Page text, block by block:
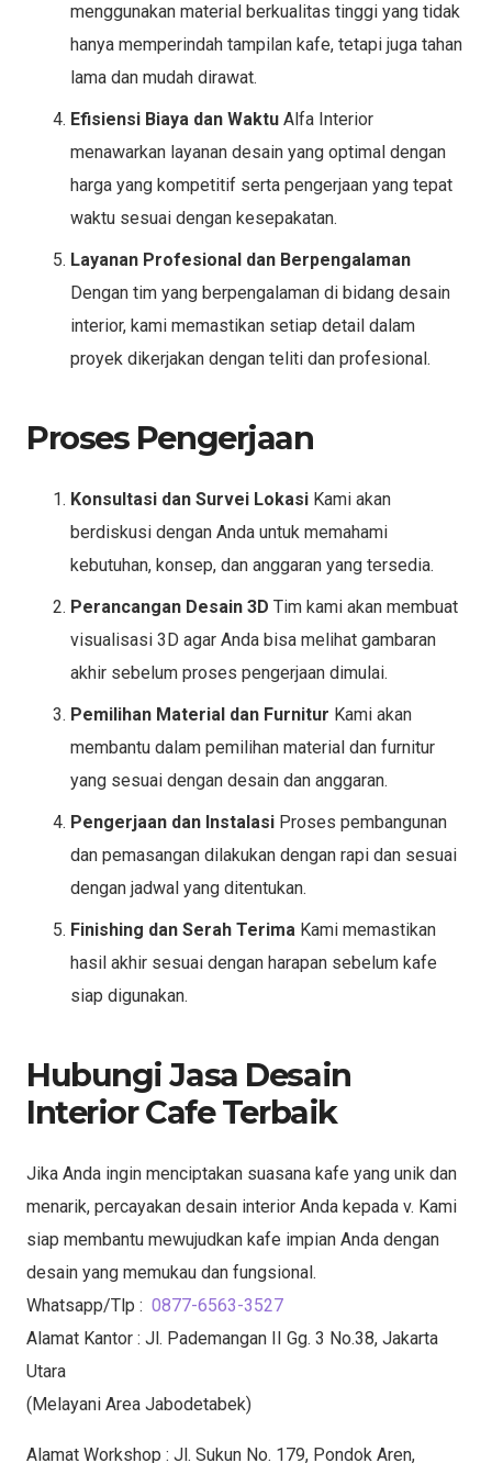
menggunakan material berkualitas tinggi yang tidak
hanya memperindah tampilan kafe, tetapi juga tahan
lama dan mudah dirawat.
Efisiensi Biaya dan Waktu Alfa Interior
menawarkan layanan desain yang optimal dengan
harga yang kompetitif serta pengerjaan yang tepat
waktu sesuai dengan kesepakatan.
Layanan Profesional dan Berpengalaman
Dengan tim yang berpengalaman di bidang desain
interior, kami memastikan setiap detail dalam
proyek dikerjakan dengan teliti dan profesional.
Proses Pengerjaan
Konsultasi dan Survei Lokasi Kami akan
berdiskusi dengan Anda untuk memahami
kebutuhan, konsep, dan anggaran yang tersedia.
Perancangan Desain 3D Tim kami akan membuat
visualisasi 3D agar Anda bisa melihat gambaran
akhir sebelum proses pengerjaan dimulai.
Pemilihan Material dan Furnitur Kami akan
membantu dalam pemilihan material dan furnitur
yang sesuai dengan desain dan anggaran.
Pengerjaan dan Instalasi Proses pembangunan
dan pemasangan dilakukan dengan rapi dan sesuai
dengan jadwal yang ditentukan.
Finishing dan Serah Terima Kami memastikan
hasil akhir sesuai dengan harapan sebelum kafe
siap digunakan.
Hubungi Jasa Desain
Interior Cafe Terbaik
Jika Anda ingin menciptakan suasana kafe yang unik dan
menarik, percayakan desain interior Anda kepada v. Kami
siap membantu mewujudkan kafe impian Anda dengan
desain yang memukau dan fungsional.
Whatsapp/Tlp : 0877-6563-3527
Alamat Kantor : Jl. Pademangan II Gg. 3 No.38, Jakarta
Utara
(Melayani Area Jabodetabek)
Alamat Workshop : Jl. Sukun No. 179, Pondok Aren,